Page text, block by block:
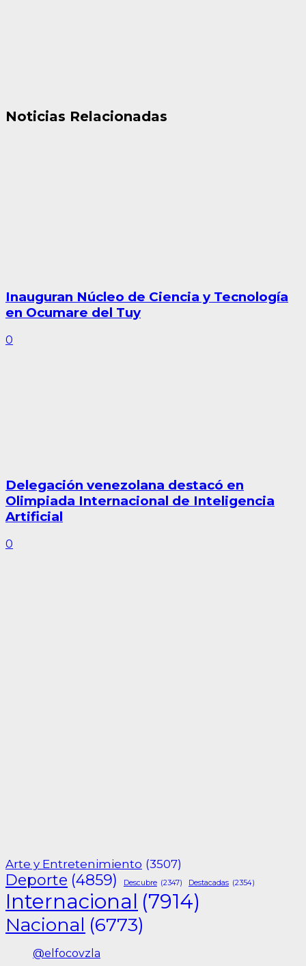
Noticias Relacionadas
Inauguran Núcleo de Ciencia y Tecnología
en Ocumare del Tuy
0
Delegación venezolana destacó en
Olimpiada Internacional de Inteligencia
Artificial
0
Arte y Entretenimiento (3507)
Deporte (4859) Descubre (2347) Destacadas (2354)
Internacional (7914)
Nacional (6773)
@elfocovzla